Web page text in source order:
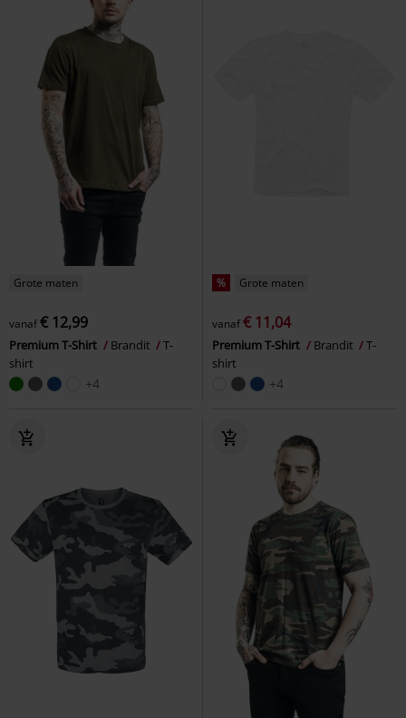
Grote maten
vanaf€ 12,99
Premium T-Shirt Brandit
T-
shirt
+4
% Grote maten
vanaf€ 11,04
Premium T-Shirt Brandit
T-
shirt
+4